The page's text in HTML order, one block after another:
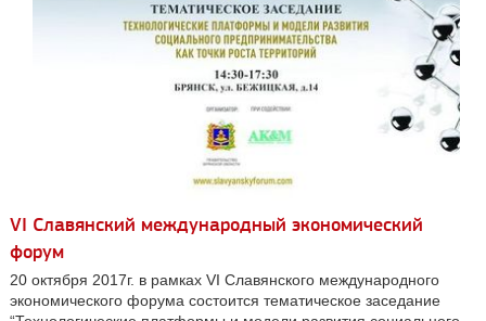
VI Славянский международный экономический
форум
20 октября 2017г. в рамках VI Славянского международного
экономического форума состоится тематическое заседание